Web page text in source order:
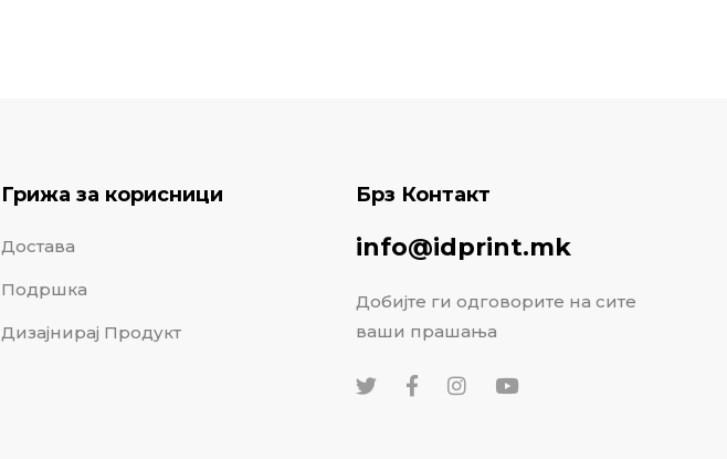
Грижа за корисници
Достава
Подршка
Дизајнирај Продукт
Брз Контакт
info@idprint.mk
Добијте ги одговорите на сите
ваши прашања